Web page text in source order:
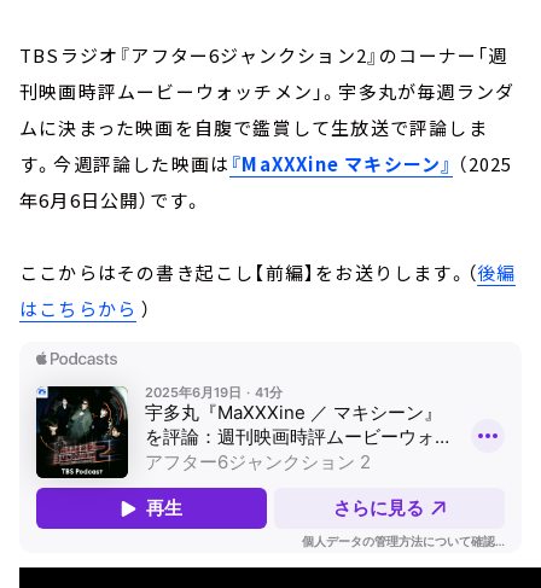
TBSラジオ『アフター6ジャンクション2』のコーナー「週
刊映画時評ムービーウォッチメン」。宇多丸が毎週ランダ
ムに決まった映画を自腹で鑑賞して生放送で評論しま
す。今週評論した映画は 『MaXXXine マキシーン』 （2025
年6月6日公開）です。
ここからはその書き起こし【前編】をお送りします。（後編
はこちらから ）